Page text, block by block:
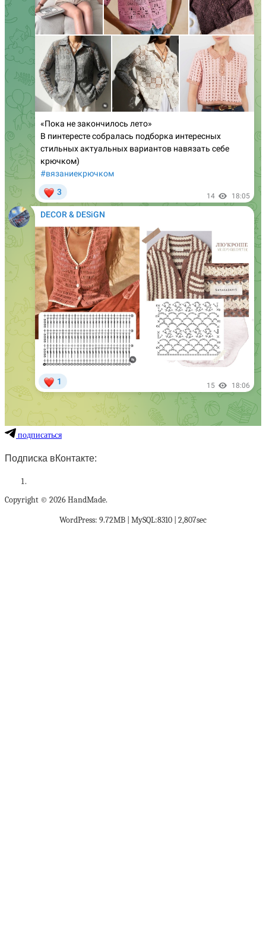
подписаться
Подписка вКонтакте:
Copyright © 2026 HandMade.
WordPress: 9.72MB | MySQL:8310 | 2,807sec